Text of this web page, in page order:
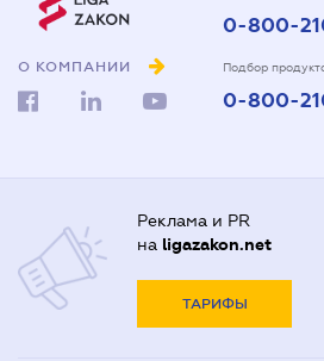
О КОМПАНИИ
0-800-
Подбор
0-800-
Реклама и PR
на ligazakon.net
ТАРИФЫ